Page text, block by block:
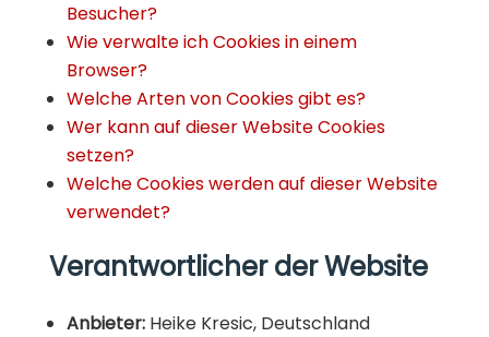
Besucher?
Wie verwalte ich Cookies in einem
Browser?
Welche Arten von Cookies gibt es?
Wer kann auf dieser Website Cookies
setzen?
Welche Cookies werden auf dieser Website
verwendet?
Verantwortlicher der Website
Anbieter: Heike Kresic, Deutschland